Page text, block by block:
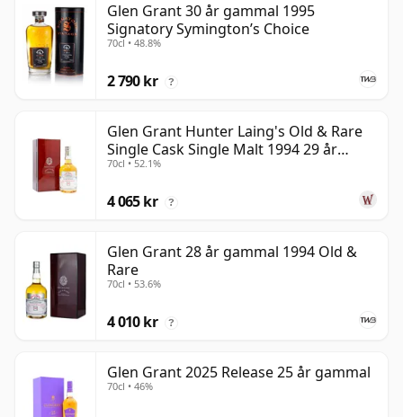
Glen Grant 30 år gammal 1995
Signatory Symington’s Choice
70cl • 48.8%
2 790 kr ?
Glen Grant Hunter Laing's Old & Rare
Single Cask Single Malt 1994 29 år
gammal
70cl • 52.1%
4 065 kr ?
Glen Grant 28 år gammal 1994 Old &
Rare
70cl • 53.6%
4 010 kr ?
Glen Grant 2025 Release 25 år gammal
70cl • 46%